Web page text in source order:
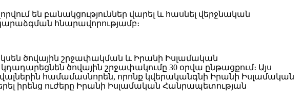
են բանակցություններ վարել և հասնել վերջնական
հնարավորությամբ։
ծովային շրջափակման և Իրանի Իսլամական
ծովային շրջափակումը 30 օրվա ընթացքում։ Այս
համամասնորեն, որոնք կվերականգնի Իրանի Իսլամական
իրենց ուժերը Իրանի Իսլամական Հանրապետության